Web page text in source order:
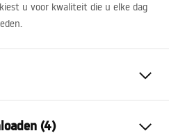
u voor kwaliteit die u elke dag
Wandmontage, Inbouw
(4)